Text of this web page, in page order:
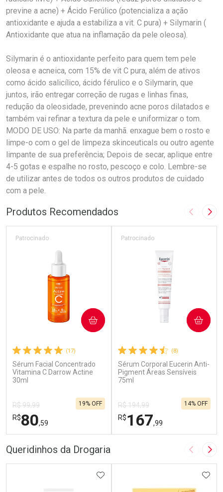
previne a acne) + Ácido Ferúlico (potencializa a ação
antioxidante e ajuda a estabiliza a vit. C pura) + Silymarin (
Antioxidante que atua na inflamação da pele oleosa).
Silymarin é o antioxidante perfeito para quem tem pele
oleosa e acneica, com 15% de vit C pura, além de ativos
como ácido salicílico, ácido férulico e o Silymarin, que
juntos, irão entregar correção de rugas e linhas finas,
redução da oleosidade, prevenindo acne poros dilatados e
também vai refinar a textura da pele e uniformizar o tom.
MODO DE USO: Na parte da manhã. enxague bem o rosto e
limpe-o com o gel de limpeza skinceuticals ou outro agente
limpante de sua preferência; Depois de secar, aplique entre
4-5 gotas e espalhe no rosto, pescoço e colo. Lembre-se
de utilizar antes de todos os outros produtos de cuidado
com a pele.
Produtos Recomendados Imagem
(17)
Sérum Facial Concentrado
Vitamina C Darrow Actine
30ml
Patrocinado
R$ 99,99
R$80,59
19% OFF
COMPRAR
(8)
Sérum Corporal Eucerin Anti-
Pigment Áreas Sensíveis
75ml
Patrocinado
R$ 194,99
R$167,99
14% OFF
COMPRAR
Queridinhos da Drogaria Imagem
ADICIONAR AOS FAVORITOS